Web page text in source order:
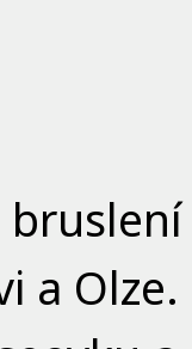
a